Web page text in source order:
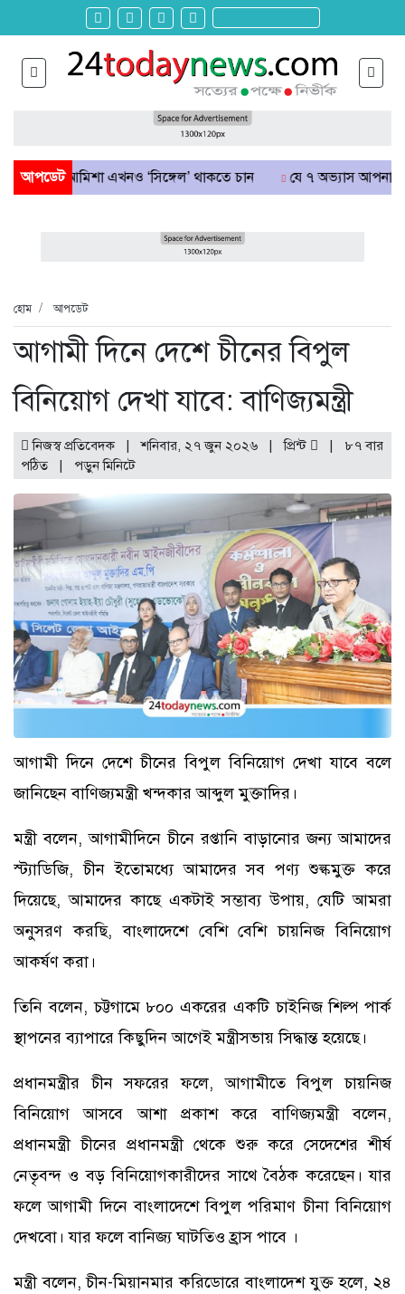
আপডেট
এখনও ‘সিঙ্গেল’ থাকতে চান যে ৭ অভ্যাস আপনার হৃদরোগের
হোম আপডেট
আগামী দিনে দেশে চীনের বিপুল
বিনিয়োগ দেখা যাবে: বাণিজ্যমন্ত্রী
নিজস্ব প্রতিবেদক | শনিবার, ২৭ জুন ২০২৬ |প্রিন্ট | ৮৭ বার
পঠিত
| পড়ুনমিনিটে
আগামী দিনে দেশে চীনের বিপুল বিনিয়োগ দেখা যাবে বলে
জানিছেন বাণিজ্যমন্ত্রী খন্দকার আব্দুল মুক্তাদির।
মন্ত্রী বলেন, আগামীদিনে চীনে রপ্তানি বাড়ানোর জন্য আমাদের
স্ট্যাডিজি, চীন ইতোমধ্যে আমাদের সব পণ্য শুল্কমুক্ত করে
দিয়েছে, আমাদের কাছে একটাই সম্ভাব্য উপায়, যেটি আমরা
অনুসরণ করছি, বাংলাদেশে বেশি বেশি চায়নিজ বিনিয়োগ
আকর্ষণ করা।
তিনি বলেন, চট্টগামে ৮০০ একরের একটি চাইনিজ শিল্প পার্ক
স্থাপনের ব্যাপারে কিছুদিন আগেই মন্ত্রীসভায় সিদ্ধান্ত হয়েছে।
প্রধানমন্ত্রীর চীন সফরের ফলে, আগামীতে বিপুল চায়নিজ
বিনিয়োগ আসবে আশা প্রকাশ করে বাণিজ্যমন্ত্রী বলেন,
প্রধানমন্ত্রী চীনের প্রধানমন্ত্রী থেকে শুরু করে সেদেশের শীর্ষ
নেতৃবন্দ ও বড় বিনিয়োগকারীদের সাথে বৈঠক করেছেন। যার
ফলে আগামী দিনে বাংলাদেশে বিপুল পরিমাণ চীনা বিনিয়োগ
দেখবো। যার ফলে বানিজ্য ঘাটতিও হ্রাস পাবে ।
মন্ত্রী বলেন, চীন-মিয়ানমার করিডোরে বাংলাদেশ যুক্ত হলে, ২৪